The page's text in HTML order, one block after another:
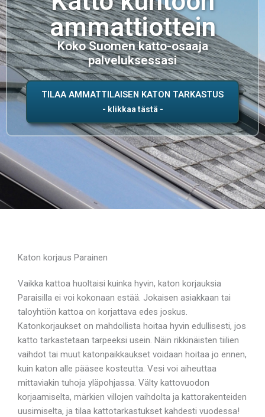
ammattiottein
Koko Suomen katto-osaaja
palveluksessasi
TILAA AMMATTILAISEN KATON TARKASTUS
Katon korjaus Parainen
Vaikka kattoa huoltaisi kuinka hyvin, katon korjauksia
Paraisilla ei voi kokonaan estää. Jokaisen asiakkaan tai
taloyhtiön kattoa on korjattava edes joskus.
Katonkorjaukset on mahdollista hoitaa hyvin edullisesti, jos
katto tarkastetaan tarpeeksi usein. Näin rikkinäisten tiilien
vaihdot tai muut katonpaikkaukset voidaan hoitaa jo ennen,
kuin katon alle pääsee kosteutta. Vesi voi aiheuttaa
mittaviakin tuhoja yläpohjassa. Välty kattovuodon
korjaamiselta, märkien villojen vaihdolta ja kattorakenteiden
uusimiselta, ja tilaa kattotarkastukset kahdesti vuodessa!